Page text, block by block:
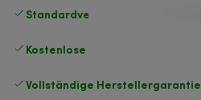
Standardversand kostenlos
Kostenlose Rücksendungen
Vollständige Herstellergarantie